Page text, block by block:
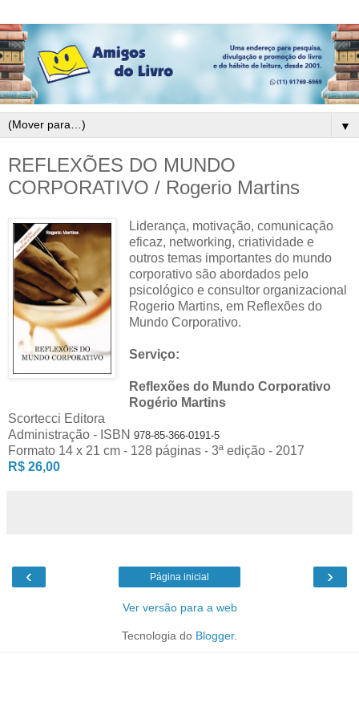
▼
REFLEXÕES DO MUNDO
CORPORATIVO / Rogerio Martins
Liderança, motivação, comunicação
eficaz, networking, criatividade e
outros temas importantes do mundo
corporativo são abordados pelo
psicológico e consultor organizacional
Rogerio Martins, em Reflexões do
Mundo Corporativo.
Serviço:
Reflexões do Mundo Corporativo
Rogério Martins
Scortecci Editora
Administração - ISBN 978-85-366-0191-5
Formato 14 x 21 cm - 128 páginas - 3ª edição - 2017
R$ 26,00
‹ ›
Página inicial
Ver versão para a web
Tecnologia do Blogger.